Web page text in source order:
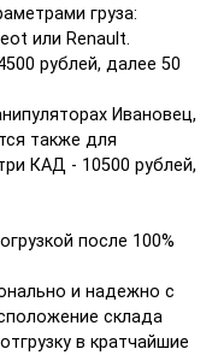
груза:
или Renault.
рублей, далее 50
Ивановец,
также для
КАД - 10500 рублей,
после 100%
и надежно с
склада
в кратчайшие